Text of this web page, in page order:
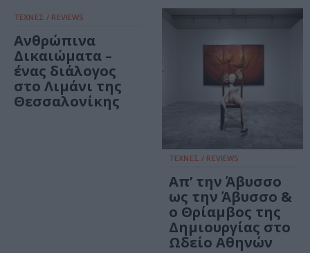
ΤΕΧΝΕΣ / REVIEWS
Ανθρώπινα
Δικαιώματα –
ένας διάλογος
στο Λιμάνι της
Θεσσαλονίκης
ΤΕΧΝΕΣ / REVIEWS
Απ’ την Άβυσσο
ως την Άβυσσο &
ο Θρίαμβος της
Δημιουργίας στο
Ωδείο Αθηνών